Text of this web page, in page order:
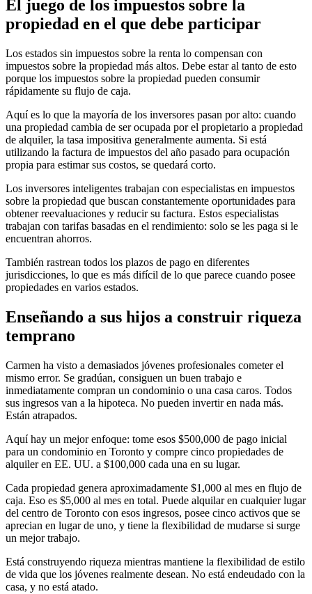
El juego de los impuestos sobre la
propiedad en el que debe participar
Los estados sin impuestos sobre la renta lo compensan con
impuestos sobre la propiedad más altos. Debe estar al tanto de esto
porque los impuestos sobre la propiedad pueden consumir
rápidamente su flujo de caja.
Aquí es lo que la mayoría de los inversores pasan por alto: cuando
una propiedad cambia de ser ocupada por el propietario a propiedad
de alquiler, la tasa impositiva generalmente aumenta. Si está
utilizando la factura de impuestos del año pasado para ocupación
propia para estimar sus costos, se quedará corto.
Los inversores inteligentes trabajan con especialistas en impuestos
sobre la propiedad que buscan constantemente oportunidades para
obtener reevaluaciones y reducir su factura. Estos especialistas
trabajan con tarifas basadas en el rendimiento: solo se les paga si le
encuentran ahorros.
También rastrean todos los plazos de pago en diferentes
jurisdicciones, lo que es más difícil de lo que parece cuando posee
propiedades en varios estados.
Enseñando a sus hijos a construir riqueza
temprano
Carmen ha visto a demasiados jóvenes profesionales cometer el
mismo error. Se gradúan, consiguen un buen trabajo e
inmediatamente compran un condominio o una casa caros. Todos
sus ingresos van a la hipoteca. No pueden invertir en nada más.
Están atrapados.
Aquí hay un mejor enfoque: tome esos $500,000 de pago inicial
para un condominio en Toronto y compre cinco propiedades de
alquiler en EE. UU. a $100,000 cada una en su lugar.
Cada propiedad genera aproximadamente $1,000 al mes en flujo de
caja. Eso es $5,000 al mes en total. Puede alquilar en cualquier lugar
del centro de Toronto con esos ingresos, posee cinco activos que se
aprecian en lugar de uno, y tiene la flexibilidad de mudarse si surge
un mejor trabajo.
Está construyendo riqueza mientras mantiene la flexibilidad de estilo
de vida que los jóvenes realmente desean. No está endeudado con la
casa, y no está atado.